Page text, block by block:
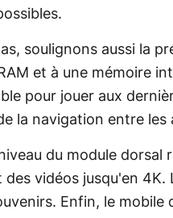
soulignons aussi la
et à une mémoire
pour jouer aux
la navigation entre
du module dorsal
vidéos jusqu'en 4K.
Enfin, le mobile